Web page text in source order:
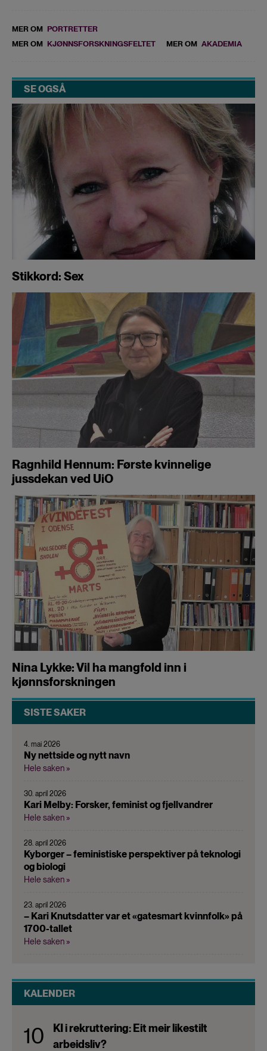
MER OM PORTRETTER
MER OM KJØNNSFORSKNINGSFELTET MER OM AKADEMIA
SE OGSÅ
Stikkord: Sex
Ragnhild Hennum: Første kvinnelige
jussdekan ved UiO
Nina Lykke: Vil ha mangfold inn i
kjønnsforskningen
SISTE SAKER
4. mai 2026
Ny nettside og nytt navn
Hele saken »
30. april 2026
Kari Melby: Forsker, feminist og fjellvandrer
Hele saken »
28. april 2026
Kyborger – feministiske perspektiver på teknologi
og biologi
Hele saken »
23. april 2026
– Kari Knutsdatter var et «gatesmart kvinnfolk» på
1700-tallet
Hele saken »
KALENDER
10
KI i rekruttering: Eit meir likestilt
arbeidsliv?